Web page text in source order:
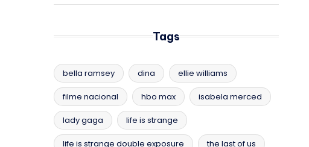
Tags
bella ramsey dina ellie williams
filme nacional hbo max isabela merced
lady gaga life is strange
life is strange double exposure the last of us